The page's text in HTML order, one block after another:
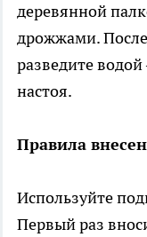
деревянной
дрожжами. После
разведите
настоя.
Правила
Используйте
Первый раз